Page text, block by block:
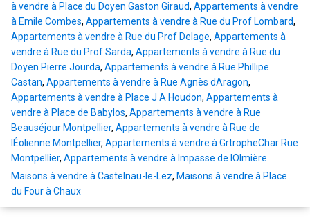
à vendre à Place du Doyen Gaston Giraud, Appartements à vendre
à Emile Combes, Appartements à vendre à Rue du Prof Lombard,
Appartements à vendre à Rue du Prof Delage, Appartements à
vendre à Rue du Prof Sarda, Appartements à vendre à Rue du
Doyen Pierre Jourda, Appartements à vendre à Rue Phillipe
Castan, Appartements à vendre à Rue Agnès dAragon,
Appartements à vendre à Place J A Houdon, Appartements à
vendre à Place de Babylos, Appartements à vendre à Rue
Beauséjour Montpellier, Appartements à vendre à Rue de
lÉolienne Montpellier, Appartements à vendre à GrtropheChar Rue
Montpellier, Appartements à vendre à Impasse de lOlmière
Maisons à vendre à Castelnau-le-Lez, Maisons à vendre à Place
du Four à Chaux